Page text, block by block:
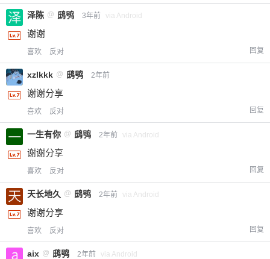
泽陈 @ 鸱鸮 3年前 via Android
谢谢
喜欢 反对 回复
xzlkkk @ 鸱鸮 2年前
谢谢分享
喜欢 反对 回复
一生有你 @ 鸱鸮 2年前 via Android
谢谢分享
喜欢 反对 回复
天长地久 @ 鸱鸮 2年前 via Android
谢谢分享
喜欢 反对 回复
aix @ 鸱鸮 2年前 via Android
您没有权限发布内容，请购买会员或者提升权
忘记密码？找回